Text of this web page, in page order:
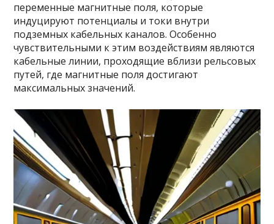
переменные магнитные поля, которые
индуцируют потенциалы и токи внутри
подземных кабельных каналов. Особенно
чувствительными к этим воздействиям являются
кабельные линии, проходящие вблизи рельсовых
путей, где магнитные поля достигают
максимальных значений.